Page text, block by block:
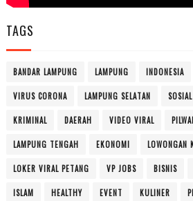
TAGS
BANDAR LAMPUNG LAMPUNG INDONESIA
VIRUS CORONA LAMPUNG SELATAN SOSIAL
KRIMINAL DAERAH VIDEO VIRAL
LAMPUNG TENGAH EKONOMI LOWONGAN
LOKER VIRAL PETANG VP JOBS BISNIS
ISLAM HEALTHY EVENT KULINER